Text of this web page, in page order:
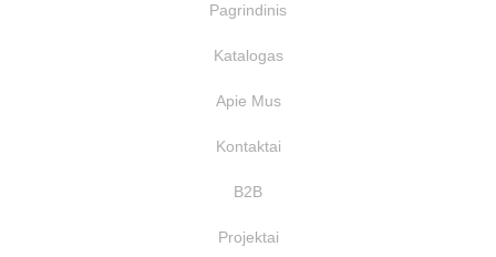
Pagrindinis
Katalogas
Apie Mus
Kontaktai
B2B
Projektai